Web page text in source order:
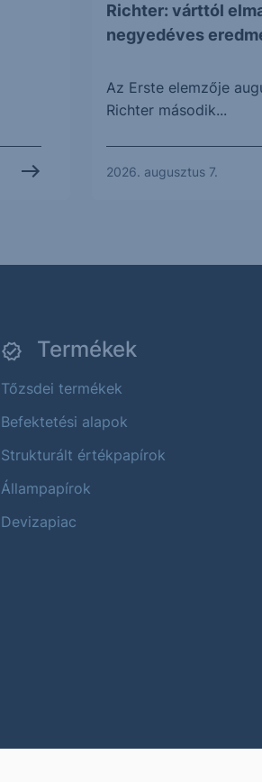
Richter: várttól
negyedéves
Az Erste elemzője
Richter második...
2026. augusztus 7.
Termékek
Tőzsdei termékek
Befektetési alapok
Strukturált értékpapírok
Állampapírok
Devizapiac